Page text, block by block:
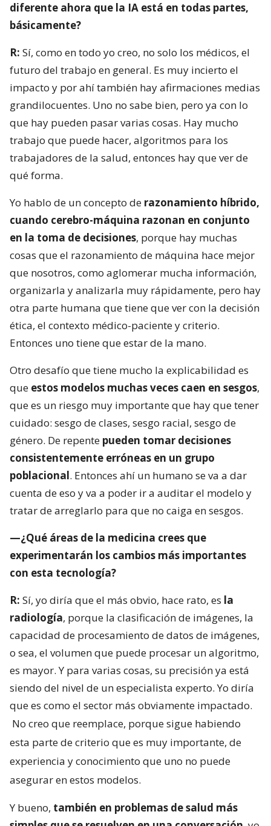
diferente ahora que la IA está en todas partes,
básicamente?
R: Sí, como en todo yo creo, no solo los médicos, el
futuro del trabajo en general. Es muy incierto el
impacto y por ahí también hay afirmaciones medias
grandilocuentes. Uno no sabe bien, pero ya con lo
que hay pueden pasar varias cosas. Hay mucho
trabajo que puede hacer, algoritmos para los
trabajadores de la salud, entonces hay que ver de
qué forma.
Yo hablo de un concepto de razonamiento híbrido,
cuando cerebro-máquina razonan en conjunto
en la toma de decisiones, porque hay muchas
cosas que el razonamiento de máquina hace mejor
que nosotros, como aglomerar mucha información,
organizarla y analizarla muy rápidamente, pero hay
otra parte humana que tiene que ver con la decisión
ética, el contexto médico-paciente y criterio.
Entonces uno tiene que estar de la mano.
Otro desafío que tiene mucho la explicabilidad es
que estos modelos muchas veces caen en sesgos,
que es un riesgo muy importante que hay que tener
cuidado: sesgo de clases, sesgo racial, sesgo de
género. De repente pueden tomar decisiones
consistentemente erróneas en un grupo
poblacional. Entonces ahí un humano se va a dar
cuenta de eso y va a poder ir a auditar el modelo y
tratar de arreglarlo para que no caiga en sesgos.
—¿Qué áreas de la medicina crees que
experimentarán los cambios más importantes
con esta tecnología?
R: Sí, yo diría que el más obvio, hace rato, es la
radiología, porque la clasificación de imágenes, la
capacidad de procesamiento de datos de imágenes,
o sea, el volumen que puede procesar un algoritmo,
es mayor. Y para varias cosas, su precisión ya está
siendo del nivel de un especialista experto. Yo diría
que es como el sector más obviamente impactado.
No creo que reemplace, porque sigue habiendo
esta parte de criterio que es muy importante, de
experiencia y conocimiento que uno no puede
asegurar en estos modelos.
Y bueno, también en problemas de salud más